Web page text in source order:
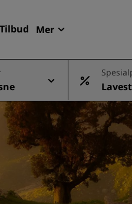
Tilbud Mer
Radisson
Mine bestillinger
hoteller
pris